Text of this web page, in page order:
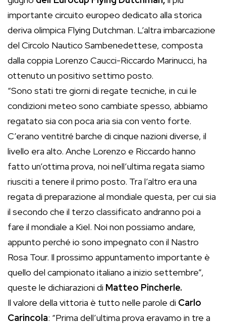
importante circuito europeo dedicato alla storica
deriva olimpica Flying Dutchman. L’altra imbarcazione
del Circolo Nautico Sambenedettese, composta
dalla coppia Lorenzo Caucci-Riccardo Marinucci, ha
ottenuto un positivo settimo posto.
“Sono stati tre giorni di regate tecniche, in cui le
condizioni meteo sono cambiate spesso, abbiamo
regatato sia con poca aria sia con vento forte.
C’erano ventitré barche di cinque nazioni diverse, il
livello era alto. Anche Lorenzo e Riccardo hanno
fatto un’ottima prova, noi nell’ultima regata siamo
riusciti a tenere il primo posto. Tra l’altro era una
regata di preparazione al mondiale questa, per cui sia
il secondo che il terzo classificato andranno poi a
fare il mondiale a Kiel. Noi non possiamo andare,
appunto perché io sono impegnato con il Nastro
Rosa Tour. Il prossimo appuntamento importante è
quello del campionato italiano a inizio settembre”,
queste le dichiarazioni di Matteo Pincherle.
Il valore della vittoria è tutto nelle parole di Carlo
Carincola: “Prima dell’ultima prova eravamo in tre a